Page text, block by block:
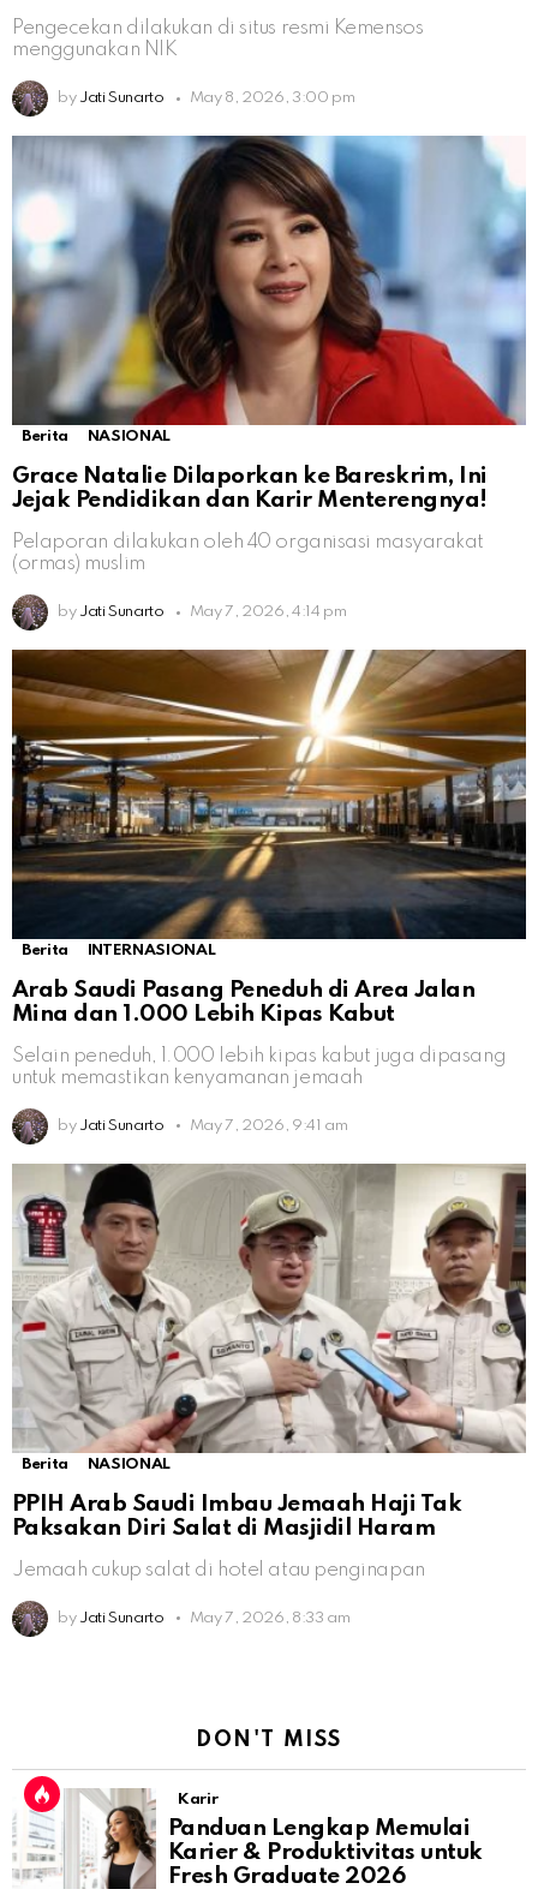
Pengecekan dilakukan di situs resmi Kemensos
menggunakan NIK
by Jati Sunarto May 8, 2026, 3:00 pm
Berita NASIONAL
Grace Natalie Dilaporkan ke Bareskrim, Ini
Jejak Pendidikan dan Karir Menterengnya!
Pelaporan dilakukan oleh 40 organisasi masyarakat
(ormas) muslim
by Jati Sunarto May 7, 2026, 4:14 pm
Berita INTERNASIONAL
Arab Saudi Pasang Peneduh di Area Jalan
Mina dan 1.000 Lebih Kipas Kabut
Selain peneduh, 1.000 lebih kipas kabut juga dipasang
untuk memastikan kenyamanan jemaah
by Jati Sunarto May 7, 2026, 9:41 am
Berita NASIONAL
PPIH Arab Saudi Imbau Jemaah Haji Tak
Paksakan Diri Salat di Masjidil Haram
Jemaah cukup salat di hotel atau penginapan
by Jati Sunarto May 7, 2026, 8:33 am
DON'T MISS
Karir
Panduan Lengkap Memulai
Karier & Produktivitas untuk
Fresh Graduate 2026